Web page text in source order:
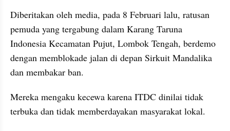
Diberitakan oleh media, pada 8 Februari lalu, ratusan
pemuda yang tergabung dalam Karang Taruna
Indonesia Kecamatan Pujut, Lombok Tengah, berdemo
dengan memblokade jalan di depan Sirkuit Mandalika
dan membakar ban.
Mereka mengaku kecewa karena ITDC dinilai tidak
terbuka dan tidak memberdayakan masyarakat lokal.